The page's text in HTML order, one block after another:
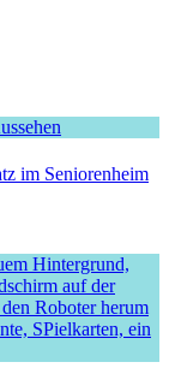
im Seniorenheim